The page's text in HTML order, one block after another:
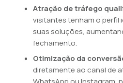
Atração de tráfego
visitantes tenham o perfil
suas soluções,
fechamento.
Otimização da
diretamente ao canal de